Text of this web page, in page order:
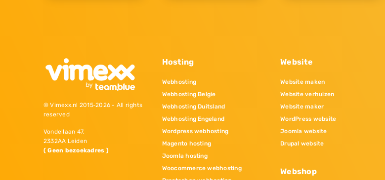
© Vimexx.nl 2015‐2026 - All rights
reserved
Vondellaan 47,
2332AA Leiden
( Geen bezoekadres )
Hosting
Webhosting
Webhosting Belgie
Webhosting Duitsland
Webhosting Engeland
Wordpress webhosting
Magento hosting
Joomla hosting
Woocommerce webhosting
Website
Website maken
Website verhuizen
Website maker
WordPress website
Joomla website
Drupal website
Webshop